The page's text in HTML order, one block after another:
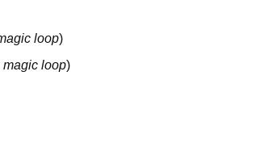
loop)
magic loop)